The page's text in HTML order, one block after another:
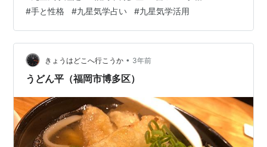
晴らしい人生となるでしょう。 人間は、日々運気の波の
中で生きています。 良い波やそうでない波などは、その
日、その月、その年と様々であります。 良い波があれ
ば、自信をもって過ごし、そうでない波であれば、それ
を避けて行く事も出来るでしょう。 運気の波を知れば、
あなたの人生は穏やかに過ごしやす…
#手と性格 #九星気学占い #九星気学活用
きょうはどこへ行こうか • 3年前
うどん平（福岡市博多区）